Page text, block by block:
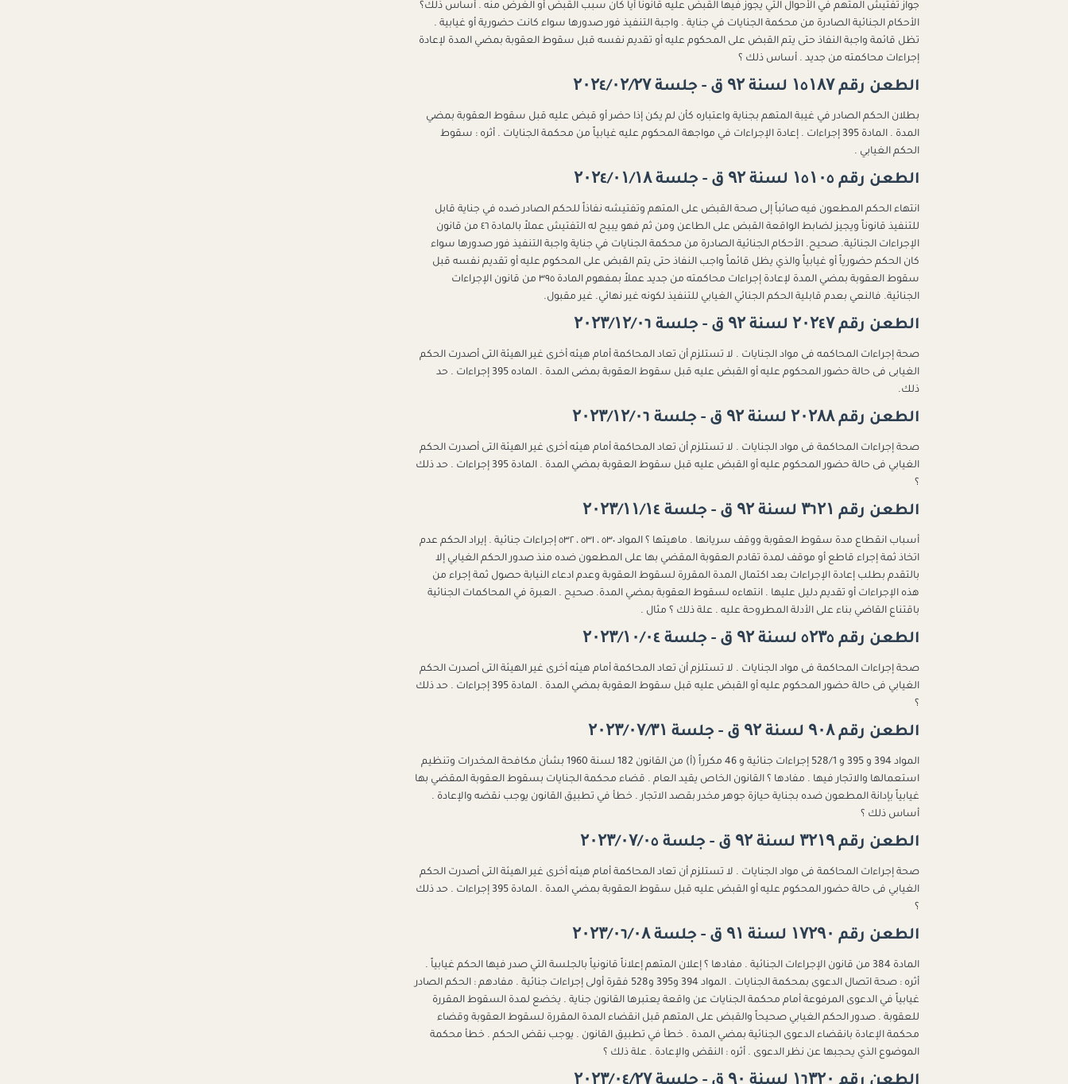
جواز تفتيش المتهم في الأحوال التي يجوز فيها القبض عليه قانوناً أياً كان سبب القبض أو الغرض منه . أساس ذلك؟
الأحكام الجنائية الصادرة من محكمة الجنايات في جناية . واجبة التنفيذ فور صدورها سواء كانت حضورية أو غيابية .
تظل قائمة واجبة النفاذ حتى يتم القبض على المحكوم عليه أو تقديم نفسه قبل سقوط العقوبة بمضي المدة لإعادة
إجراءات محاكمته من جديد . أساس ذلك ؟
الطعن رقم ۱٥۱۸۷ لسنة ۹۲ ق - جلسة ۲۰۲٤/۰۲/۲۷
بطلان الحكم الصادر في غيبة المتهم بجناية واعتباره كأن لم يكن إذا حضر أو قبض عليه قبل سقوط العقوبة بمضي
المدة . المادة 395 إجراءات . إعادة الإجراءات في مواجهة المحكوم عليه غيابياً من محكمة الجنايات . أثره : سقوط
الحكم الغيابي .
الطعن رقم ۱٥۱۰٥ لسنة ۹۲ ق - جلسة ۲۰۲٤/۰۱/۱۸
انتهاء الحكم المطعون فيه صائباً إلى صحة القبض على المتهم وتفتيشه نفاذاً للحكم الصادر ضده في جناية قابل
للتنفيذ قانوناً ويجيز لضابط الواقعة القبض على الطاعن ومن ثم فهو يبيح له التفتيش عملاً بالمادة ٤٦ من قانون
الإجراءات الجنائية. صحيح. الأحكام الجنائية الصادرة من محكمة الجنايات في جناية واجبة التنفيذ فور صدورها سواء
كان الحكم حضورياً أو غيابياً والذي يظل قائماً واجب النفاذ حتى يتم القبض على المحكوم عليه أو تقديم نفسه قبل
سقوط العقوبة بمضي المدة لإعادة إجراءات محاكمته من جديد عملاً بمفهوم المادة ٣٩٥ من قانون الإجراءات
الجنائية. فالنعي بعدم قابلية الحكم الجنائي الغيابي للتنفيذ لكونه غير نهائي. غير مقبول.
الطعن رقم ۲۰۲٤۷ لسنة ۹۲ ق - جلسة ۲۰۲۳/۱۲/۰٦
صحة إجراءات المحاكمه فى مواد الجنايات . لا تستلزم أن تعاد المحاكمة أمام هيئه أخرى غير الهيئة التى أصدرت الحكم
الغيابى فى حالة حضور المحكوم عليه أو القبض عليه قبل سقوط العقوبة بمضى المدة . الماده 395 إجراءات . حد
ذلك.
الطعن رقم ۲۰۲۸۸ لسنة ۹۲ ق - جلسة ۲۰۲۳/۱۲/۰٦
صحة إجراءات المحاكمة فى مواد الجنايات . لا تستلزم أن تعاد المحاكمة أمام هيئه أخرى غير الهيئة التى أصدرت الحكم
الغيابي فى حالة حضور المحكوم عليه أو القبض عليه قبل سقوط العقوبة بمضي المدة . المادة 395 إجراءات . حد ذلك
؟
الطعن رقم ۳٦۲۱ لسنة ۹۲ ق - جلسة ۲۰۲۳/۱۱/۱٤
أسباب انقطاع مدة سقوط العقوبة ووقف سريانها . ماهيتها ؟ المواد ٥٣٠ ، ٥٣١ ، ٥٣٢ إجراءات جنائية . إيراد الحكم عدم
اتخاذ ثمة إجراء قاطع أو موقف لمدة تقادم العقوبة المقضي بها على المطعون ضده منذ صدور الحكم الغيابي إلا
بالتقدم بطلب إعادة الإجراءات بعد اكتمال المدة المقررة لسقوط العقوبة وعدم ادعاء النيابة حصول ثمة إجراء من
هذه الإجراءات أو تقديم دليل عليها . انتهاءه لسقوط العقوبة بمضي المدة. صحيح . العبرة في المحاكمات الجنائية
باقتناع القاضي بناء على الأدلة المطروحة عليه . علة ذلك ؟ مثال .
الطعن رقم ٥۲۳٥ لسنة ۹۲ ق - جلسة ۲۰۲۳/۱۰/۰٤
صحة إجراءات المحاكمة فى مواد الجنايات . لا تستلزم أن تعاد المحاكمة أمام هيئه أخرى غير الهيئة التى أصدرت الحكم
الغيابي فى حالة حضور المحكوم عليه أو القبض عليه قبل سقوط العقوبة بمضي المدة . المادة 395 إجراءات . حد ذلك
؟
الطعن رقم ۹۰۸ لسنة ۹۲ ق - جلسة ۲۰۲۳/۰۷/۳۱
المواد 394 و 395 و 528/1 إجراءات جنائية و 46 مكرراً (أ) من القانون 182 لسنة 1960 بشأن مكافحة المخدرات وتنظيم
استعمالها والاتجار فيها . مفادها ؟ القانون الخاص يقيد العام . قضاء محكمة الجنايات بسقوط العقوبة المقضي بها
غيابياً بإدانة المطعون ضده بجناية حيازة جوهر مخدر بقصد الاتجار . خطأ في تطبيق القانون يوجب نقضه والإعادة .
أساس ذلك ؟
الطعن رقم ۳۲۱۹ لسنة ۹۲ ق - جلسة ۲۰۲۳/۰۷/۰٥
صحة إجراءات المحاكمة فى مواد الجنايات . لا تستلزم أن تعاد المحاكمة أمام هيئه أخرى غير الهيئة التى أصدرت الحكم
الغيابي فى حالة حضور المحكوم عليه أو القبض عليه قبل سقوط العقوبة بمضي المدة . المادة 395 إجراءات . حد ذلك
؟
الطعن رقم ۱۷۲۹۰ لسنة ۹۱ ق - جلسة ۲۰۲۳/۰٦/۰۸
المادة 384 من قانون الإجراءات الجنائية . مفادها ؟ إعلان المتهم إعلاناً قانونياً بالجلسة التي صدر فيها الحكم غيابياً .
أثره : صحة اتصال الدعوى بمحكمة الجنايات . المواد 394 و395 و528 فقرة أولى إجراءات جنائية . مفادهم : الحكم الصادر
غيابياً في الدعوى المرفوعة أمام محكمة الجنايات عن واقعة يعتبرها القانون جناية . يخضع لمدة السقوط المقررة
للعقوبة . صدور الحكم الغيابي صحيحاً والقبض على المتهم قبل انقضاء المدة المقررة لسقوط العقوبة وقضاء
محكمة الإعادة بانقضاء الدعوى الجنائية بمضي المدة . خطأ في تطبيق القانون . يوجب نقض الحكم . خطأ محكمة
الموضوع الذي يحجبها عن نظر الدعوى . أثره : النقض والإعادة . علة ذلك ؟